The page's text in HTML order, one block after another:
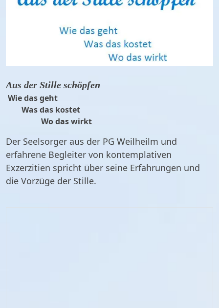
Aus der Stille schöpfen
Wie das geht
Was das kostet
Wo das wirkt
Der Seelsorger aus der PG Weilheilm und
erfahrene Begleiter von kontemplativen
Exzerzitien spricht über seine Erfahrungen und
die Vorzüge der Stille.